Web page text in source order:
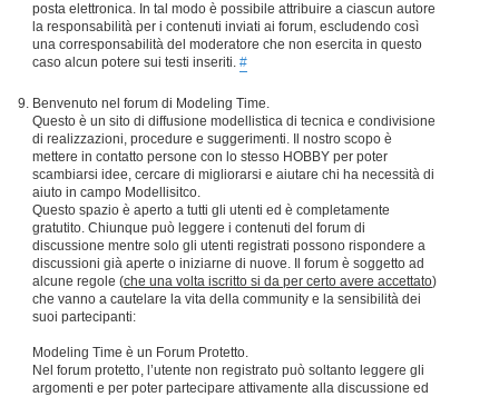
posta elettronica. In tal modo è possibile attribuire a ciascun autore
la responsabilità per i contenuti inviati ai forum, escludendo così
una corresponsabilità del moderatore che non esercita in questo
caso alcun potere sui testi inseriti. #
Benvenuto nel forum di Modeling Time.
Questo è un sito di diffusione modellistica di tecnica e condivisione
di realizzazioni, procedure e suggerimenti. Il nostro scopo è
mettere in contatto persone con lo stesso HOBBY per poter
scambiarsi idee, cercare di migliorarsi e aiutare chi ha necessità di
aiuto in campo Modellisitco.
Questo spazio è aperto a tutti gli utenti ed è completamente
gratutito. Chiunque può leggere i contenuti del forum di
discussione mentre solo gli utenti registrati possono rispondere a
discussioni già aperte o iniziarne di nuove. Il forum è soggetto ad
alcune regole (che una volta iscritto si da per certo avere accettato)
che vanno a cautelare la vita della community e la sensibilità dei
suoi partecipanti:
Modeling Time è un Forum Protetto.
Nel forum protetto, l’utente non registrato può soltanto leggere gli
argomenti e per poter partecipare attivamente alla discussione ed